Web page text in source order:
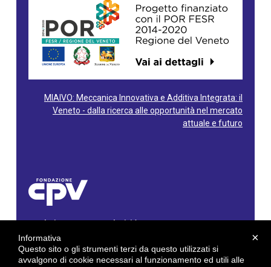
MIAIVO: Meccanica Innovativa e Additiva Integrata: il
Veneto - dalla ricerca alle opportunità nel mercato
attuale e futuro
Via Gioacchino Rossini, 60 - 36100 Vicenza - Italy
Tel. 0444/960500 - Fax 0444/1932220
C.F. e P. IVA: 02429800242
×
Informativa
Questo sito o gli strumenti terzi da questo utilizzati si
avvalgono di cookie necessari al funzionamento ed utili alle